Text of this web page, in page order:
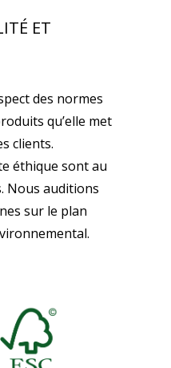
ET
des normes
qu’elle met
clients.
éthique sont au
Nous auditions
sur le plan